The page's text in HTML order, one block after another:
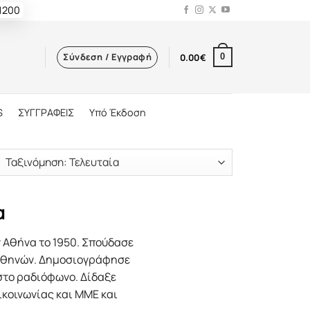
Σύνδεση / Εγγραφή 0.00€ 0
ΣΥΓΓΡΑΦΕΙΣ Υπό Έκδοση
το 1950. Σπούδασε
Δημοσιογράφησε
ραδιόφωνο. Δίδαξε
και ΜΜΕ και